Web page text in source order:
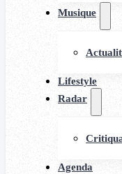
Musique
Lifestyle
Radar
Agenda